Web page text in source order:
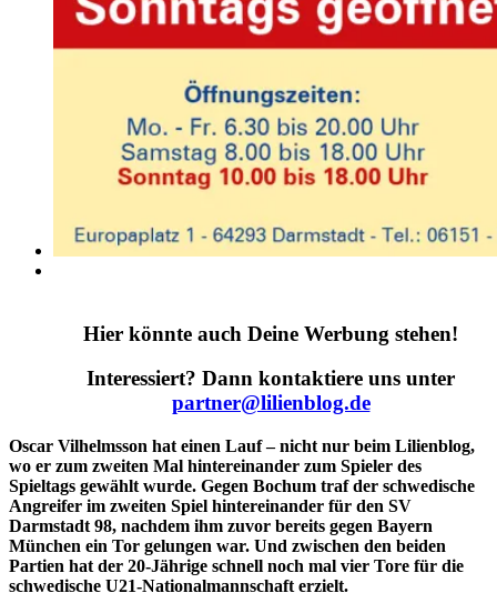
Hier könnte auch Deine Werbung stehen!
Interessiert? Dann kontaktiere uns unter
partner@lilienblog.de
Oscar Vilhelmsson hat einen Lauf – nicht nur beim Lilienblog,
wo er zum zweiten Mal hintereinander zum Spieler des
Spieltags gewählt wurde. Gegen Bochum traf der schwedische
Angreifer im zweiten Spiel hintereinander für den SV
Darmstadt 98, nachdem ihm zuvor bereits gegen Bayern
München ein Tor gelungen war. Und zwischen den beiden
Partien hat der 20-Jährige schnell noch mal vier Tore für die
schwedische U21-Nationalmannschaft erzielt.